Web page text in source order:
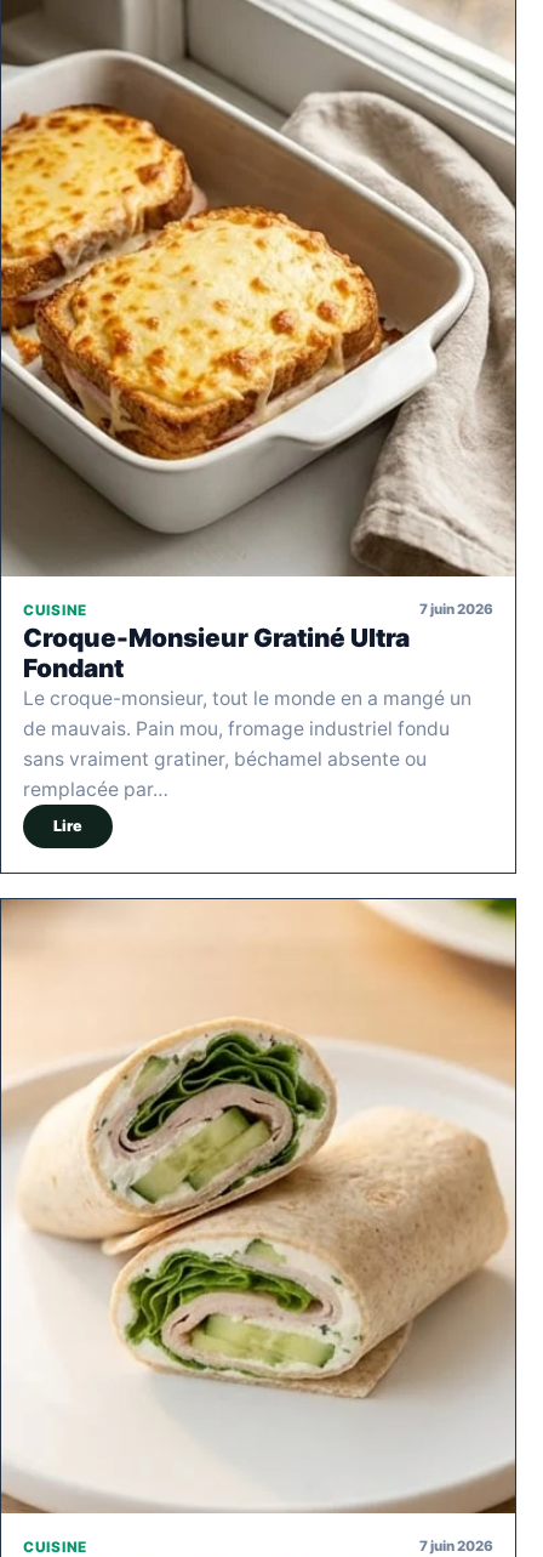
CUISINE 7 juin 2026
Croque-Monsieur Gratiné Ultra
Fondant
Le croque-monsieur, tout le monde en a mangé un
de mauvais. Pain mou, fromage industriel fondu
sans vraiment gratiner, béchamel absente ou
remplacée par…
Lire
CUISINE 7 juin 2026